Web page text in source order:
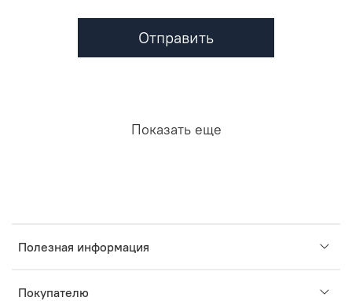
Отправить
Показать еще
Полезная информация
Покупателю